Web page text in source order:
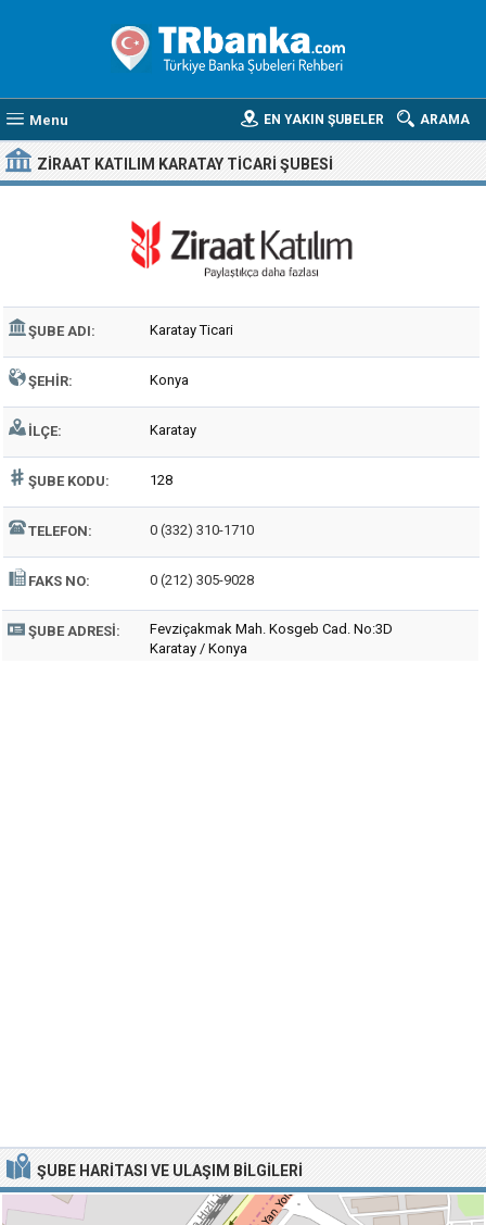
Menu ARAMA
EN YAKIN ŞUBELER
ZIRAAT KATILIM KARATAY TICARI ŞUBESI
ŞUBE ADI: Karatay Ticari
ŞEHIR: Konya
İLÇE: Karatay
ŞUBE KODU: 128
TELEFON: 0 (332) 310-1710
FAKS NO: 0 (212) 305-9028
ŞUBE ADRESI:
Fevziçakmak Mah. Kosgeb Cad. No:3D
Karatay / Konya
ŞUBE HARITASI VE ULAŞIM BILGILERI